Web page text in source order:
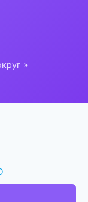
»